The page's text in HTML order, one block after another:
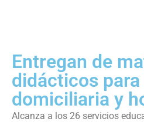
Entregan de
didácticos
domiciliaria y
Alcanza a los 26 servicios